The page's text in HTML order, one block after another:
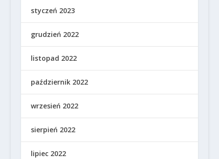
styczeń 2023
grudzień 2022
listopad 2022
październik 2022
wrzesień 2022
sierpień 2022
lipiec 2022